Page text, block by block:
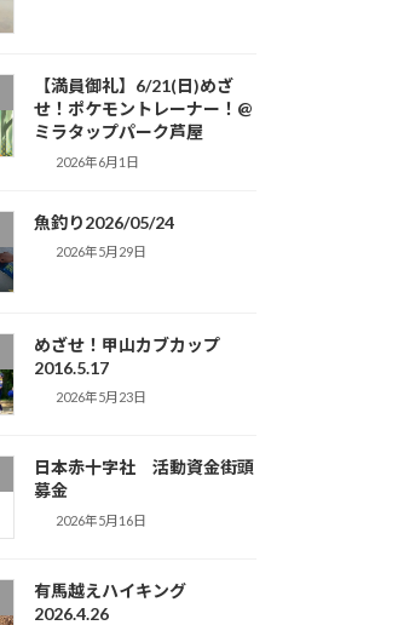
【満員御礼】6/21(日)めざ
せ！ポケモントレーナー！@
ミラタップパーク芦屋
2026年6月1日
魚釣り2026/05/24
2026年5月29日
めざせ！甲山カブカップ
2016.5.17
2026年5月23日
日本赤十字社 活動資金街頭
募金
2026年5月16日
有馬越えハイキング
2026.4.26